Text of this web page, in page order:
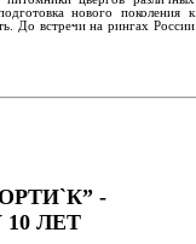
нового поколения к
До встречи на рингах России
-
ЛЕТ